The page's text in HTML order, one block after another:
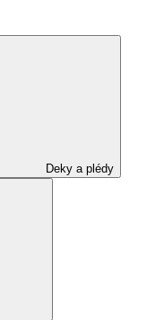
Deky a plédy